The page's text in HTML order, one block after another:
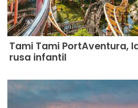
Tami Tami PortAventura,
rusa infantil